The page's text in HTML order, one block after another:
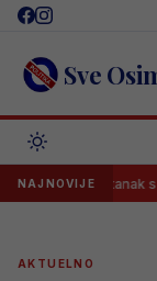
Skip
content Sve
NAJNOVIJE
sastanak s Realom,
AKTUELNO